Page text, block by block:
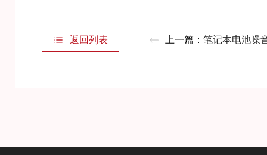
返回列表 上一篇： 笔记本电池噪